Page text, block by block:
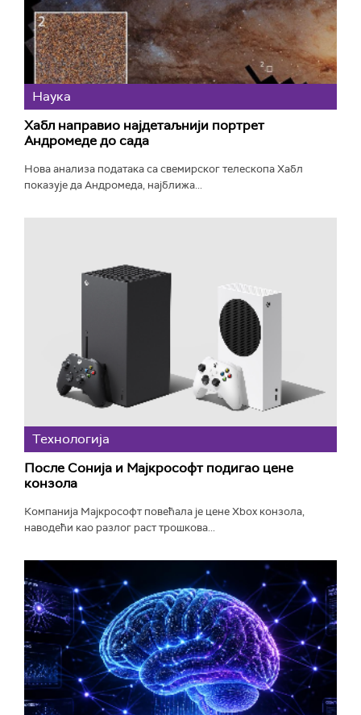
Наука
Хабл направио најдетаљнији портрет
Андромеде до сада
Нова анализа података са свемирског телескопа Хабл
показује да Андромеда, најближа...
Технологијa
После Сонија и Мајкрософт подигао цене
конзола
Компанија Мајкрософт повећала је цене Xbox конзола,
наводећи као разлог раст трошкова...